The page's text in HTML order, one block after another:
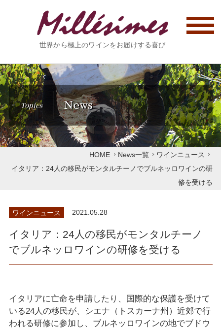
世界から極上のワインをお届けする喜び
Topics News
HOME News一覧
ワインニュース
イタリア：24人の移民がモンタルチーノでブルネッロワインの研
修を受ける
ワインニュース 2021.05.28
イタリア：24人の移民がモンタルチーノ
でブルネッロワインの研修を受ける
イタリアに亡命を申請したり、国際的な保護を受けて
いる24人の移民が、シエナ（トスカーナ州）近郊で行
われる研修に参加し、ブルネッロワインの地でブドウ